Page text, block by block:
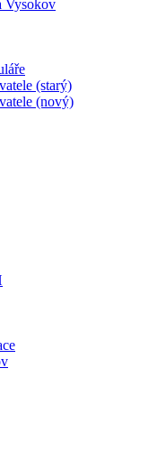
Vysokov
(starý)
(nový)